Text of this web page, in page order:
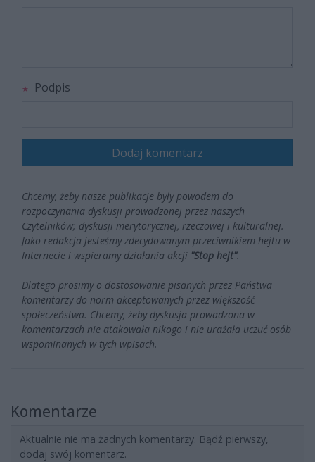
Podpis
Dodaj komentarz
Chcemy, żeby nasze publikacje były powodem do
rozpoczynania dyskusji prowadzonej przez naszych
Czytelników; dyskusji merytorycznej, rzeczowej i kulturalnej.
Jako redakcja jesteśmy zdecydowanym przeciwnikiem hejtu w
Internecie i wspieramy działania akcji "Stop hejt".
Dlatego prosimy o dostosowanie pisanych przez Państwa
komentarzy do norm akceptowanych przez większość
społeczeństwa. Chcemy, żeby dyskusja prowadzona w
komentarzach nie atakowała nikogo i nie urażała uczuć osób
wspominanych w tych wpisach.
Komentarze
Aktualnie nie ma żadnych komentarzy. Bądź pierwszy,
dodaj swój komentarz.